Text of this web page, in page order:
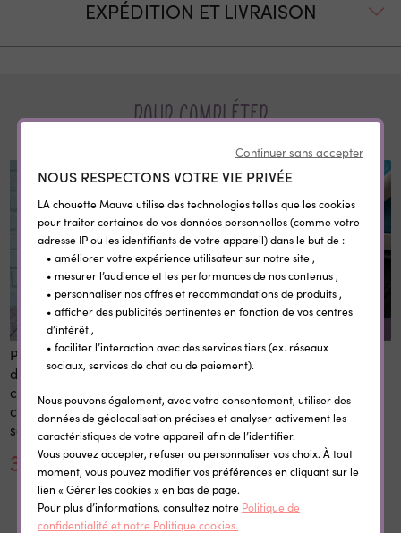
EXPÉDITION ET LIVRAISON
Pour compléter
Panneau 1er et dernier jour
d'école personnalisé 20x28
cm en bois réutilisable avec
craie prénom rentrée
scolaire
30,00 €
Etiquettes vêtement
personnalisées
thermocollantes Little Wild
0,35 €
Continuer sans accepter
NOUS RESPECTONS VOTRE VIE PRIVÉE
LA chouette Mauve utilise des technologies telles que les cookies
pour traiter certaines de vos données personnelles (comme votre
adresse IP ou les identifiants de votre appareil) dans le but de :
• améliorer votre expérience utilisateur sur notre site ,
• mesurer l’audience et les performances de nos contenus ,
• personnaliser nos offres et recommandations de produits ,
• afficher des publicités pertinentes en fonction de vos centres
d’intérêt ,
• faciliter l’interaction avec des services tiers (ex. réseaux
sociaux, services de chat ou de paiement).
Nous pouvons également, avec votre consentement, utiliser des
données de géolocalisation précises et analyser activement les
caractéristiques de votre appareil afin de l’identifier.
Vous pouvez accepter, refuser ou personnaliser vos choix. À tout
moment, vous pouvez modifier vos préférences en cliquant sur le
lien « Gérer les cookies » en bas de page.
Pour plus d’informations, consultez notre Politique de
confidentialité et notre Politique cookies.